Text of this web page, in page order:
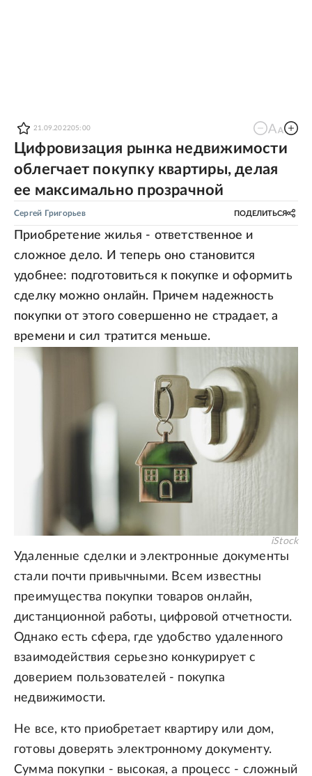
21.09.202205:00
Цифровизация рынка недвижимости
облегчает покупку квартиры, делая
ее максимально прозрачной
Сергей Григорьев ПОДЕЛИТЬСЯ
Приобретение жилья - ответственное и
сложное дело. И теперь оно становится
удобнее: подготовиться к покупке и оформить
сделку можно онлайн. Причем надежность
покупки от этого совершенно не страдает, а
времени и сил тратится меньше.
iStock
Удаленные сделки и электронные документы
стали почти привычными. Всем известны
преимущества покупки товаров онлайн,
дистанционной работы, цифровой отчетности.
Однако есть сфера, где удобство удаленного
взаимодействия серьезно конкурирует с
доверием пользователей - покупка
недвижимости.
Не все, кто приобретает квартиру или дом,
готовы доверять электронному документу.
Сумма покупки - высокая, а процесс - сложный